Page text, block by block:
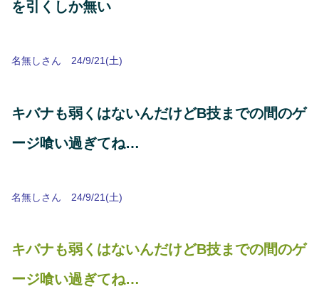
を引くしか無い
名無しさん 24/9/21(土)
キバナも弱くはないんだけどB技までの間のゲ
ージ喰い過ぎてね…
名無しさん 24/9/21(土)
キバナも弱くはないんだけどB技までの間のゲ
ージ喰い過ぎてね…